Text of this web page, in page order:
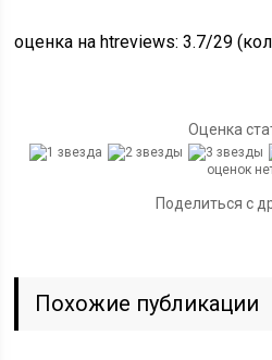
оценка на htreviews: 3.7/29
Оценка
оценок
Поделиться с
Похожие публикации